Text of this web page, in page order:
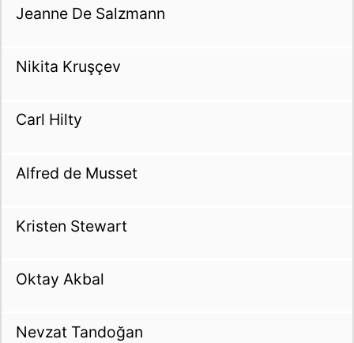
Jeanne De Salzmann
Nikita Kruşçev
Carl Hilty
Alfred de Musset
Kristen Stewart
Oktay Akbal
Nevzat Tandoğan